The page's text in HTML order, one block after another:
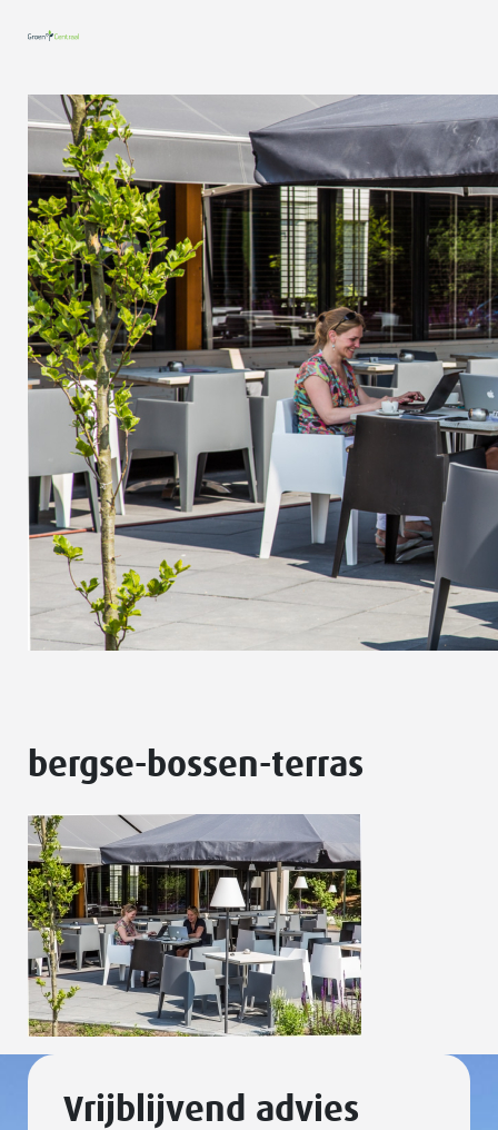
bergse-bossen-terras
Vrijblijvend advies